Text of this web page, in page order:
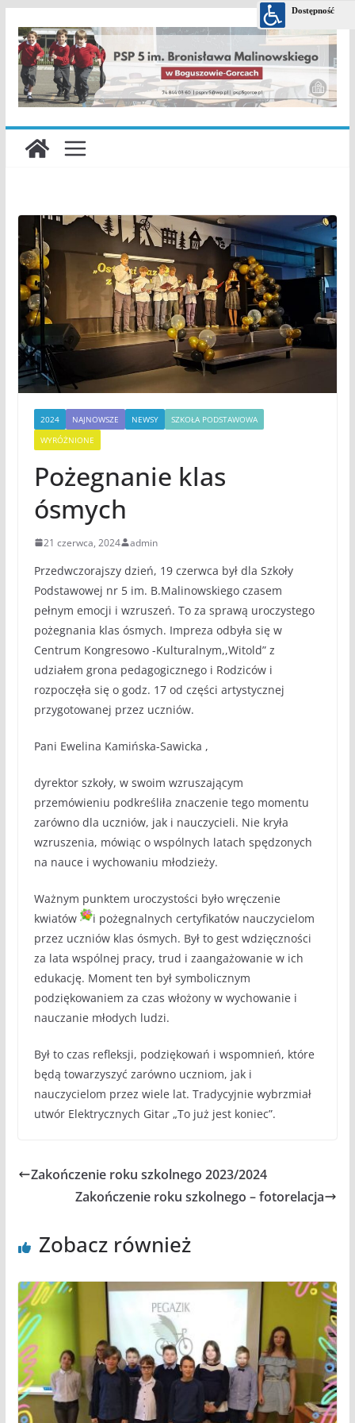
treści
2024 NAJNOWSZE NEWSY
SZKOŁA PODSTAWOWA
WYRÓŻNIONE
Pożegnanie klas
ósmych
21 czerwca, 2024 admin
Przedwczorajszy dzień, 19 czerwca był dla Szkoły
Podstawowej nr 5 im. B.Malinowskiego czasem
pełnym emocji i wzruszeń. To za sprawą uroczystego
pożegnania klas ósmych. Impreza odbyła się w
Centrum Kongresowo -Kulturalnym,,Witold” z
udziałem grona pedagogicznego i Rodziców i
rozpoczęła się o godz. 17 od części artystycznej
przygotowanej przez uczniów.
Pani Ewelina Kamińska-Sawicka ,
dyrektor szkoły, w swoim wzruszającym
przemówieniu podkreśliła znaczenie tego momentu
zarówno dla uczniów, jak i nauczycieli. Nie kryła
wzruszenia, mówiąc o wspólnych latach spędzonych
na nauce i wychowaniu młodzieży.
Ważnym punktem uroczystości było wręczenie
kwiatów
i pożegnalnych certyfikatów nauczycielom
przez uczniów klas ósmych. Był to gest wdzięczności
za lata wspólnej pracy, trud i zaangażowanie w ich
edukację. Moment ten był symbolicznym
podziękowaniem za czas włożony w wychowanie i
nauczanie młodych ludzi.
Był to czas refleksji, podziękowań i wspomnień, które
będą towarzyszyć zarówno uczniom, jak i
nauczycielom przez wiele lat. Tradycyjnie wybrzmiał
utwór Elektrycznych Gitar „To już jest koniec”.
Zakończenie roku szkolnego 2023/2024
Zakończenie roku szkolnego – fotorelacja
Zobacz również